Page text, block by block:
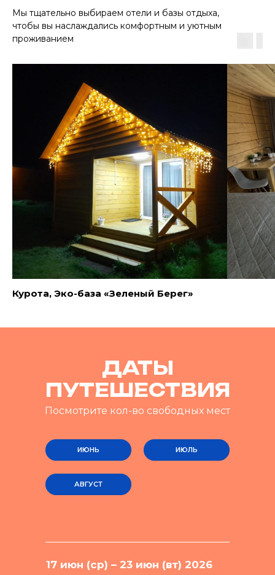
Мы тщательно выбираем отели и базы отдыха,
чтобы вы наслаждались комфортным и уютным
проживанием
Курота, Эко-база «Зеленый Берег»
ДАТЫ
ПУТЕШЕСТВИЯ
Посмотрите кол-во свободных мест
ИЮНЬ ИЮЛЬ
АВГУСТ
17 июн (ср) – 23 июн (вт) 2026